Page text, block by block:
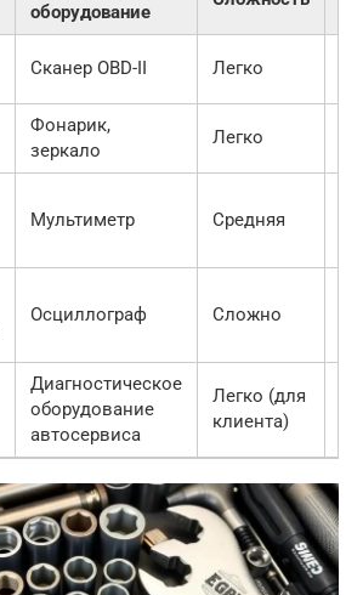
оборудование
Сканер OBD-II Легко
Фонарик,
зеркало
Легко
Мультиметр Средняя
Осциллограф Сложно
Диагностическое
оборудование
автосервиса
Легко (для
клиента)